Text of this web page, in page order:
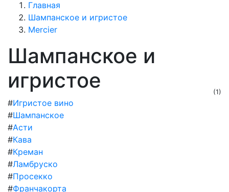
Главная
Шампанское и игристое
Mercier
Шампанское и
игристое
(1)
#Игристое вино
#Шампанское
#Асти
#Кава
#Креман
#Ламбруско
#Просекко
#Франчакорта